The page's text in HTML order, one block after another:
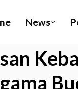
News